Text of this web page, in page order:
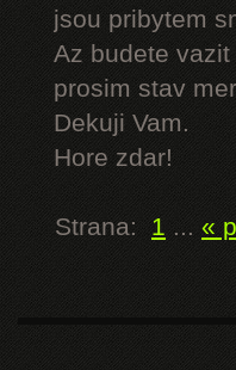
jsou pribytem
Az budete
prosim stav
Dekuji Vam.
Hore zdar!
Strana: 1 ... «